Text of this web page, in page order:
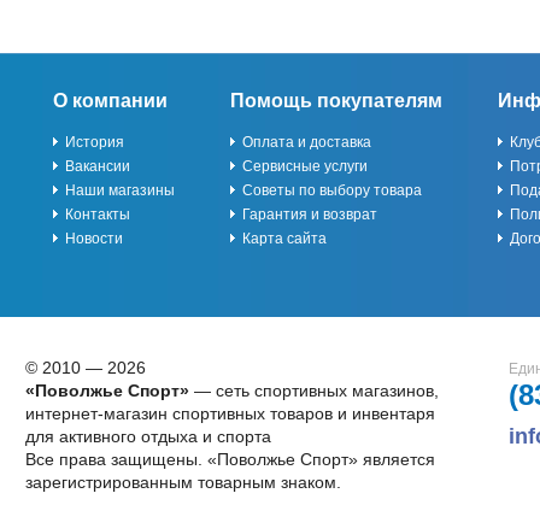
О компании
История
Вакансии
Наши магазины
Контакты
Новости
Помощь покупателям
Оплата и доставка
Сервисные услуги
Советы по выбору товара
Гарантия и возврат
Карта сайта
© 2010 — 2026
«Поволжье Спорт»— сеть спортивных магазинов,
интернет-магазин спортивных товаров и инвентаря
для активного отдыха и спорта
Все права защищены. «Поволжье Спорт» является
зарегистрированным товарным знаком.